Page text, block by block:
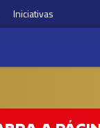
Iniciativas